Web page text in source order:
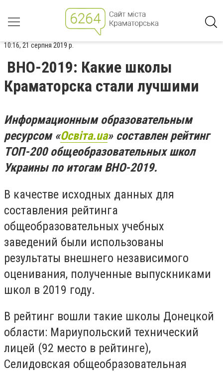
10:16, 21 серпня 2019 р.
ВНО-2019: Какие школы
Краматорска стали лучшими
Информационным образовательным
ресурсом «Освіта.ua» составлен рейтинг
ТОП-200 общеобразовательных школ
Украины по итогам ВНО-2019.
В качестве исходных данных для
составления рейтинга
общеобразовательных учебных
заведений были использованы
результаты внешнего независимого
оценивания, полученные выпускниками
школ в 2019 году.
В рейтинг вошли такие школы Донецкой
области: Мариупольский технический
лицей (92 место в рейтинге),
Селидовская общеобразовательная